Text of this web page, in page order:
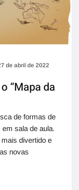
de abril de 2022
“Mapa da
de formas de
sala de aula.
divertido e
novas